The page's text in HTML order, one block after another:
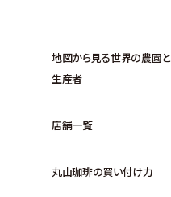
地図から見る世界の農園と
生産者
店舗一覧
丸山珈琲の買い付け力